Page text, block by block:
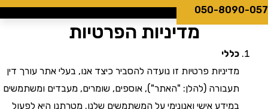
050-
מדיניות הפרטיות
כללי
מדיניות פרטיות זו נועדה להסביר כיצד אנו, בעלי אתר עורך דין
תעבורה (להלן: "האתר"), אוספים, שומרים, מעבדים ומשתמשים
במידע אישי ואנונימי על המשתמשים שלנו. מטרתנו היא לפעול